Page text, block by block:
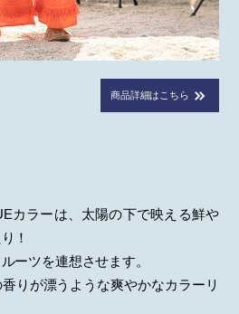
商品詳細はこちら
カラーは、太陽の下で映える鮮や
！
ーツを連想させます。
りが漂うような爽やかなカラーリ